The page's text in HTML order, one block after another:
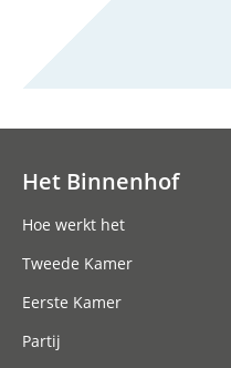
Het Binnenhof
Hoe werkt het
Tweede Kamer
Eerste Kamer
Partij